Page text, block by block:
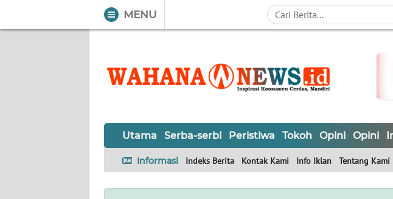
MENU
Utama Serba-serbi Peristiwa Tokoh Opini Opini
Informasi Indeks Berita Kontak Kami Info Iklan Tentang Kami